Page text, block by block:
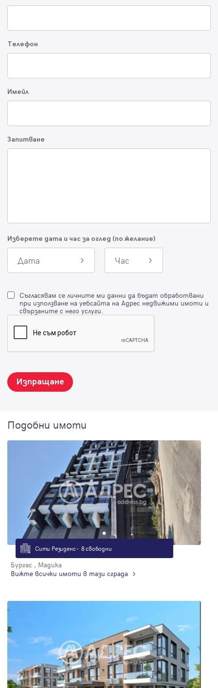
Телефон
Имейл
Запитване
Изберете дата и час за оглед (по желание)
Дата Час
Съгласявам се личните ми данни да бъдат обработвани
при използване на уебсайта на Адрес недвижими имоти и
свързаните с него услуги.
Изпращане
Подобни имоти
Сити Резиденс - 8 свободни
Бургас , Мадика
Вижте всички имоти в тази сграда